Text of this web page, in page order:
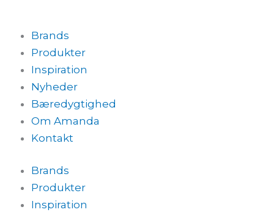
Brands
Produkter
Inspiration
Nyheder
Bæredygtighed
Om Amanda
Kontakt
Brands
Produkter
Inspiration